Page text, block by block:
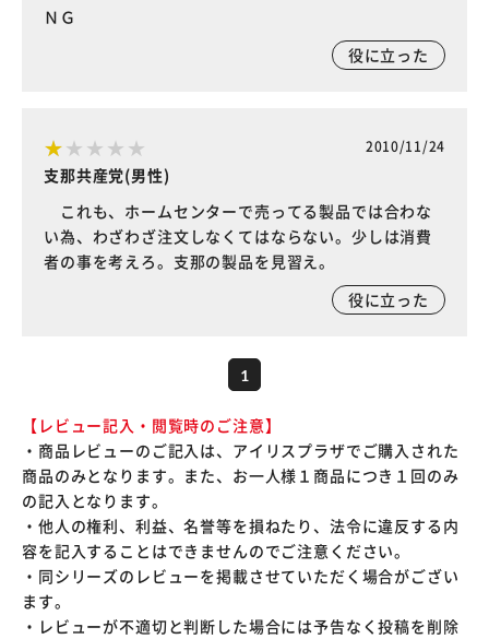
ＮＧ
役に立った
2010/11/24
支那共産党(男性)
これも、ホームセンターで売ってる製品では合わな
い為、わざわざ注文しなくてはならない。少しは消費
者の事を考えろ。支那の製品を見習え。
役に立った
1
【レビュー記入・閲覧時のご注意】
・商品レビューのご記入は、アイリスプラザでご購入された
商品のみとなります。また、お一人様１商品につき１回のみ
の記入となります。
・他人の権利、利益、名誉等を損ねたり、法令に違反する内
容を記入することはできませんのでご注意ください。
・同シリーズのレビューを掲載させていただく場合がござい
ます。
・レビューが不適切と判断した場合には予告なく投稿を削除